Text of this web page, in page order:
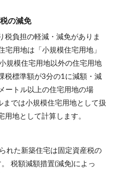
の減免
税負担の軽減・減免がありま
用地は「小規模住宅用地」
規模住宅用地以外の住宅用地
税標準額が3分の1に減額・減
ートル以上の住宅用地の場
では小規模住宅用地として扱
地として計算します。
れた新築住宅は固定資産税の
税額減額措置(減免)によっ